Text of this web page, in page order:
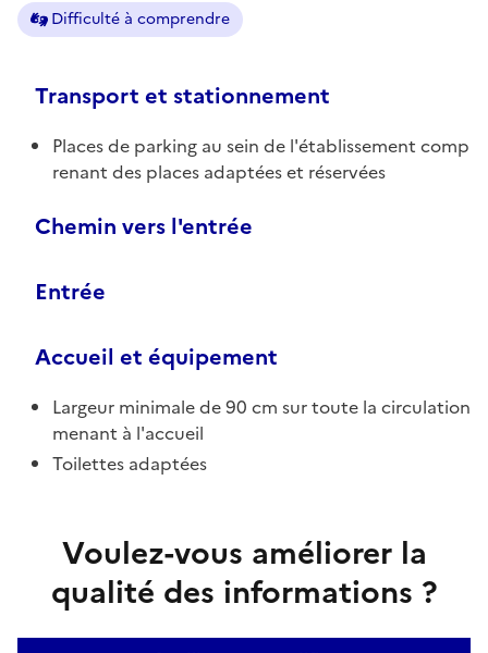
Difficulté à comprendre
Transport et stationnement
Places de parking au sein de l'établissement comp
renant des places adaptées et réservées
Chemin vers l'entrée
Entrée
Accueil et équipement
Largeur minimale de 90 cm sur toute la circulation
menant à l'accueil
Toilettes adaptées
Voulez-vous améliorer la
qualité des informations ?